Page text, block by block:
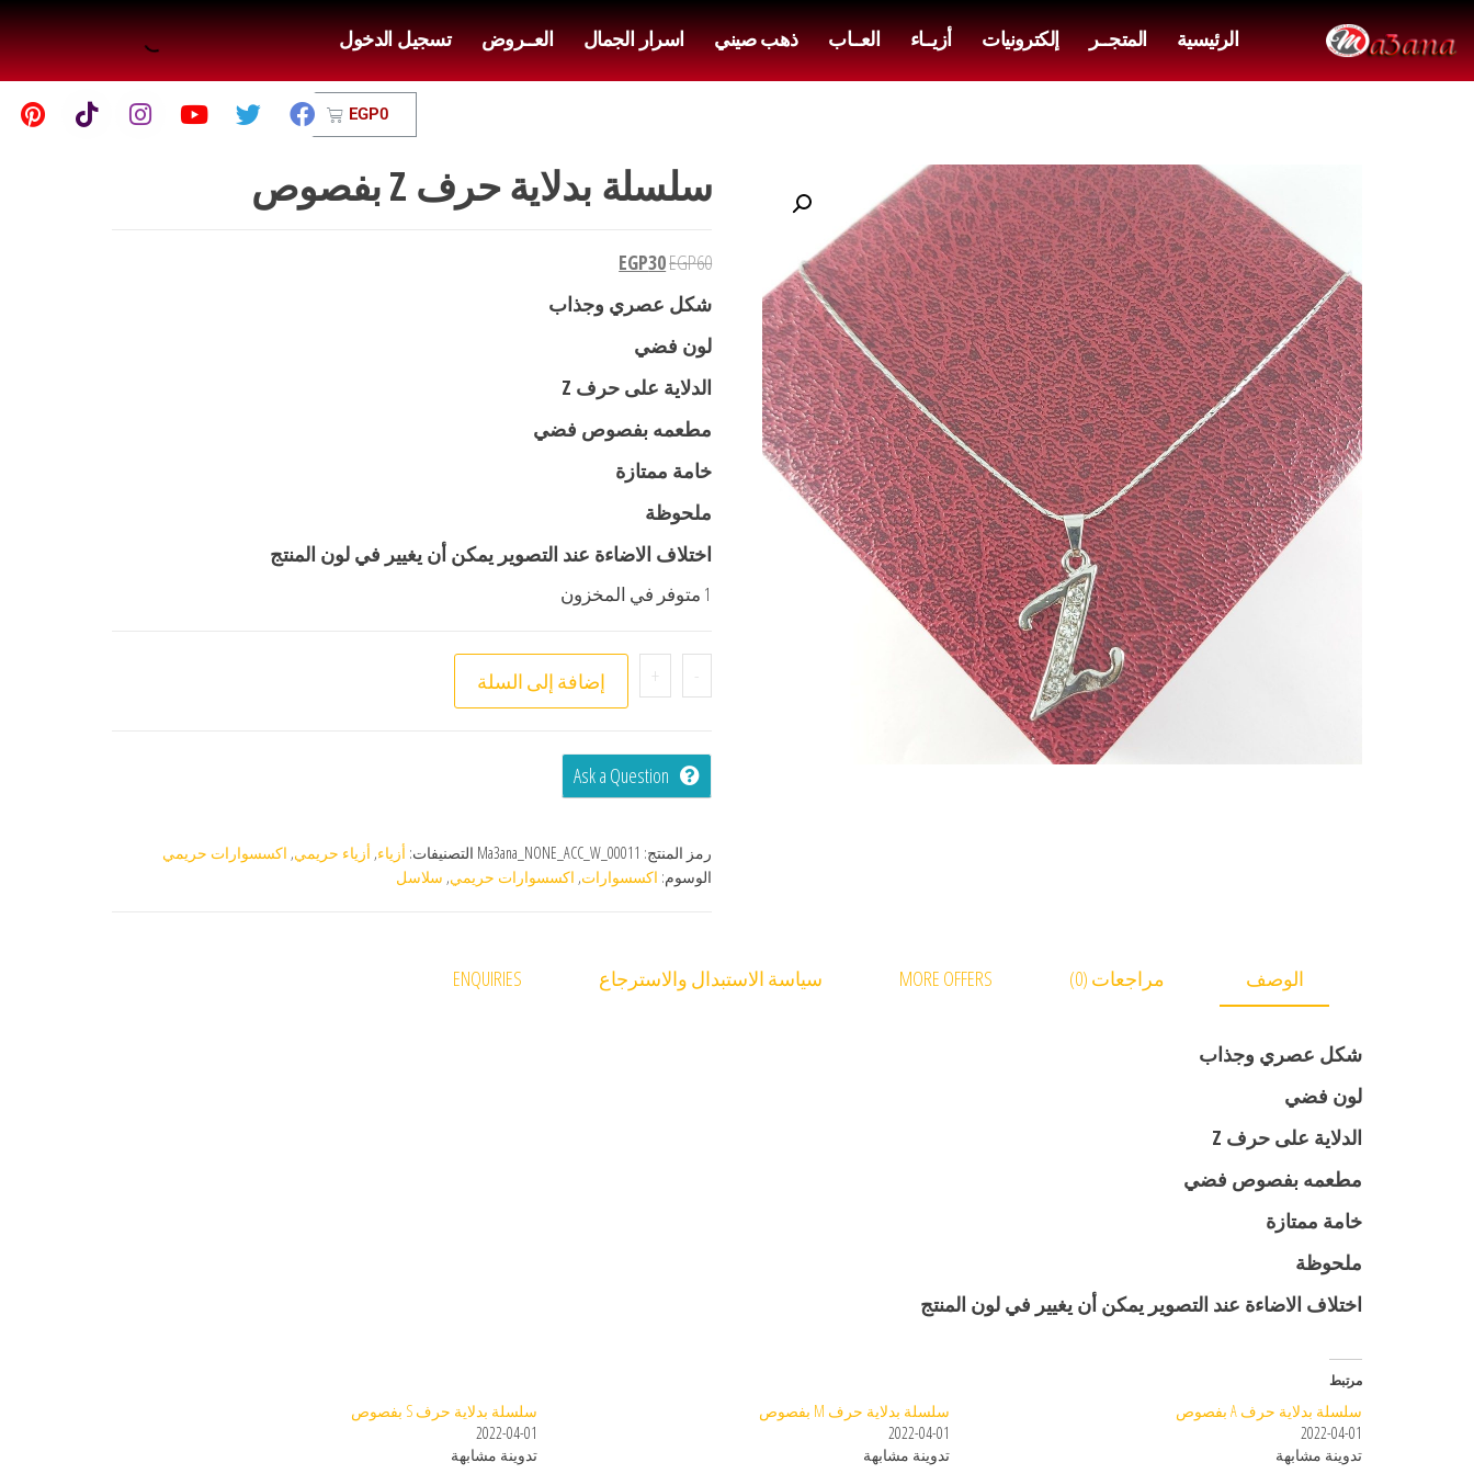
الرئيسية المتجــر إلكترونيات أزيــاء العــاب ذهب صيني اسرار الجمال العــروض تسجيل الدخول
EGP0
سلسلة بدلاية حرف Z بفصوص
EGP60
EGP30
شكل عصري وجذاب
لون فضي
الدلاية على حرف Z
مطعمه بفصوص فضي
خامة ممتازة
ملحوظة
اختلاف الاضاءة عند التصوير يمكن أن يغيير في لون المنتج
1 متوفر في المخزون
-
+ إضافة إلى السلة
Ask a Question
رمز المنتج: Ma3ana_NONE_ACC_W_00011 التصنيفات: أزياء, أزياء حريمي, اكسسوارات حريمي
الوسوم: اكسسوارات, اكسسوارات حريمي, سلاسل
الوصف مراجعات (0) MORE OFFERS سياسة الاستبدال والاسترجاع ENQUIRIES
شكل عصري وجذاب
لون فضي
الدلاية على حرف Z
مطعمه بفصوص فضي
خامة ممتازة
ملحوظة
اختلاف الاضاءة عند التصوير يمكن أن يغيير في لون المنتج
مرتبط
سلسلة بدلاية حرف A بفصوص
2022-04-01
تدوينة مشابهة
سلسلة بدلاية حرف M بفصوص
2022-04-01
تدوينة مشابهة
سلسلة بدلاية حرف S بفصوص
2022-04-01
تدوينة مشابهة